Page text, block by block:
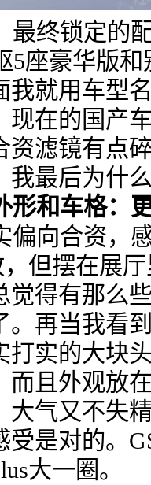
最终锁定的
5座豪华版和
我就用车型
现在的国产
资滤镜有点
我最后为什
和车格：
偏向合资，
但摆在展
觉得有那么
。再当我看
打实的大块
而且外观放
大气又不失
是对的。
大一圈。